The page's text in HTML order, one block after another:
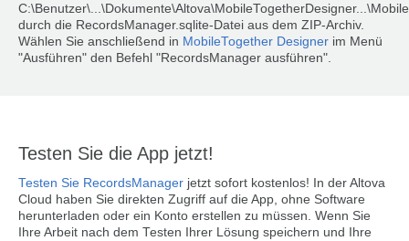
durch die RecordsManager.sqlite-Datei aus dem ZIP-Archiv.
Wählen Sie anschließend in MobileTogether Designer im Menü
"Ausführen" den Befehl "RecordsManager ausführen".
Testen Sie die App jetzt!
Testen Sie RecordsManager jetzt sofort kostenlos! In der Altova
Cloud haben Sie direkten Zugriff auf die App, ohne Software
herunterladen oder ein Konto erstellen zu müssen. Wenn Sie
Ihre Arbeit nach dem Testen Ihrer Lösung speichern und Ihre